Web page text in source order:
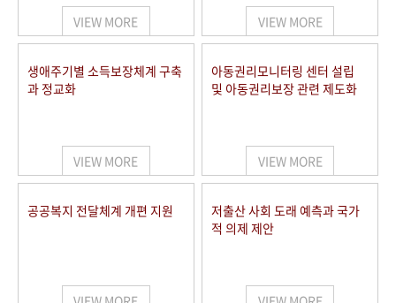
VIEW MORE VIEW MORE
생애주기별 소득보장체계 구축
과 정교화
VIEW MORE
아동권리모니터링 센터 설립
및 아동권리보장 관련 제도화
VIEW MORE
공공복지 전달체계 개편 지원
저출산 사회 도래 예측과 국가
적 의제 제안